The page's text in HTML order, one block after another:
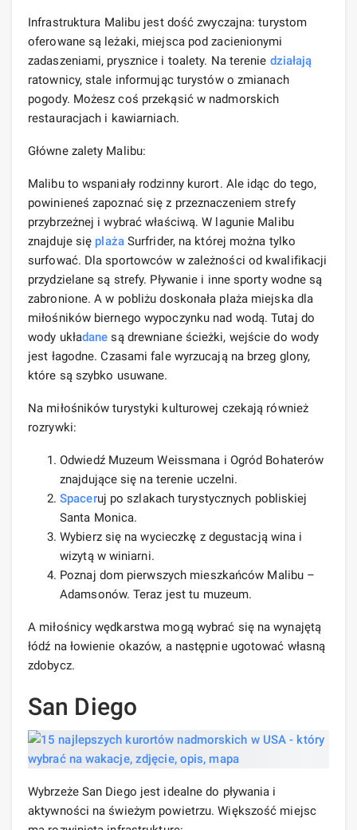
Infrastruktura Malibu jest dość zwyczajna: turystom
oferowane są leżaki, miejsca pod zacienionymi
zadaszeniami, prysznice i toalety. Na terenie działają
ratownicy, stale informując turystów o zmianach
pogody. Możesz coś przekąsić w nadmorskich
restauracjach i kawiarniach.
Główne zalety Malibu:
Malibu to wspaniały rodzinny kurort. Ale idąc do tego,
powinieneś zapoznać się z przeznaczeniem strefy
przybrzeżnej i wybrać właściwą. W lagunie Malibu
znajduje się plażaSurfrider, na której można tylko
surfować. Dla sportowców w zależności od kwalifikacji
przydzielane są strefy. Pływanie i inne sporty wodne są
zabronione. A w pobliżu doskonała plaża miejska dla
miłośników biernego wypoczynku nad wodą. Tutaj do
wody układane są drewniane ścieżki, wejście do wody
jest łagodne. Czasami fale wyrzucają na brzeg glony,
które są szybko usuwane.
Na miłośników turystyki kulturowej czekają również
rozrywki:
Odwiedź Muzeum Weissmana i Ogród Bohaterów
znajdujące się na terenie uczelni.
Spaceruj po szlakach turystycznych pobliskiej
Santa Monica.
Wybierz się na wycieczkę z degustacją wina i
wizytą w winiarni.
Poznaj dom pierwszych mieszkańców Malibu –
Adamsonów. Teraz jest tu muzeum.
A miłośnicy wędkarstwa mogą wybrać się na wynajętą ​​
łódź na łowienie okazów, a następnie ugotować własną
zdobycz.
San Diego
Wybrzeże San Diego jest idealne do pływania i
aktywności na świeżym powietrzu. Większość miejsc